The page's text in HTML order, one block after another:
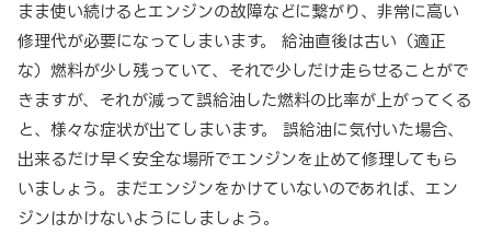
まま使い続けるとエンジンの故障などに繋がり、非常に高い
修理代が必要になってしまいます。 給油直後は古い（適正
な）燃料が少し残っていて、それで少しだけ走らせることがで
きますが、それが減って誤給油した燃料の比率が上がってくる
と、様々な症状が出てしまいます。 誤給油に気付いた場合、
出来るだけ早く安全な場所でエンジンを止めて修理してもら
いましょう。まだエンジンをかけていないのであれば、エン
ジンはかけないようにしましょう。